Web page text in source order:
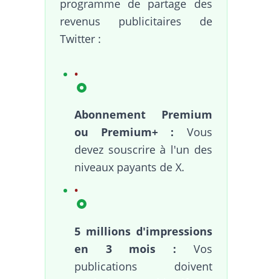
programme de partage des
revenus publicitaires de
Twitter :
Abonnement Premium
ou Premium+ : Vous
devez souscrire à l'un des
niveaux payants de X.
5 millions d'impressions
en 3 mois : Vos
publications doivent